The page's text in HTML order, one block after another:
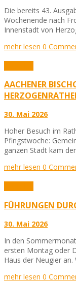
Die bereits 43.
Wochenende nach
Innenstadt von
mehr lesen 0
AACHENER
30. Mai 2026
Hoher Besuch im
Pfingstwoche:
ganzen Stadt kam
mehr lesen 0
FÜHRUNGEN
30. Mai 2026
In den
ersten Montag oder
Haus der Neugier an.
mehr lesen 0